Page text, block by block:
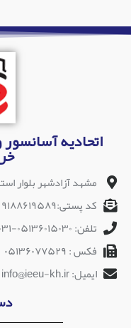
اتحادیه
مشهد آزادشهر بلوار استقلال
کد پستی:۹۱۸۸۶۱۹۵۸۹
تلفن: ۰۵۱۳۶۰۱۵۰۳۰-۰۵۱۳۶۰۱۵۰۳۱
فکس : ۰۵۱۳۶۰۷۷۵۲۹
ایمیل: info@ieeu-kh.ir